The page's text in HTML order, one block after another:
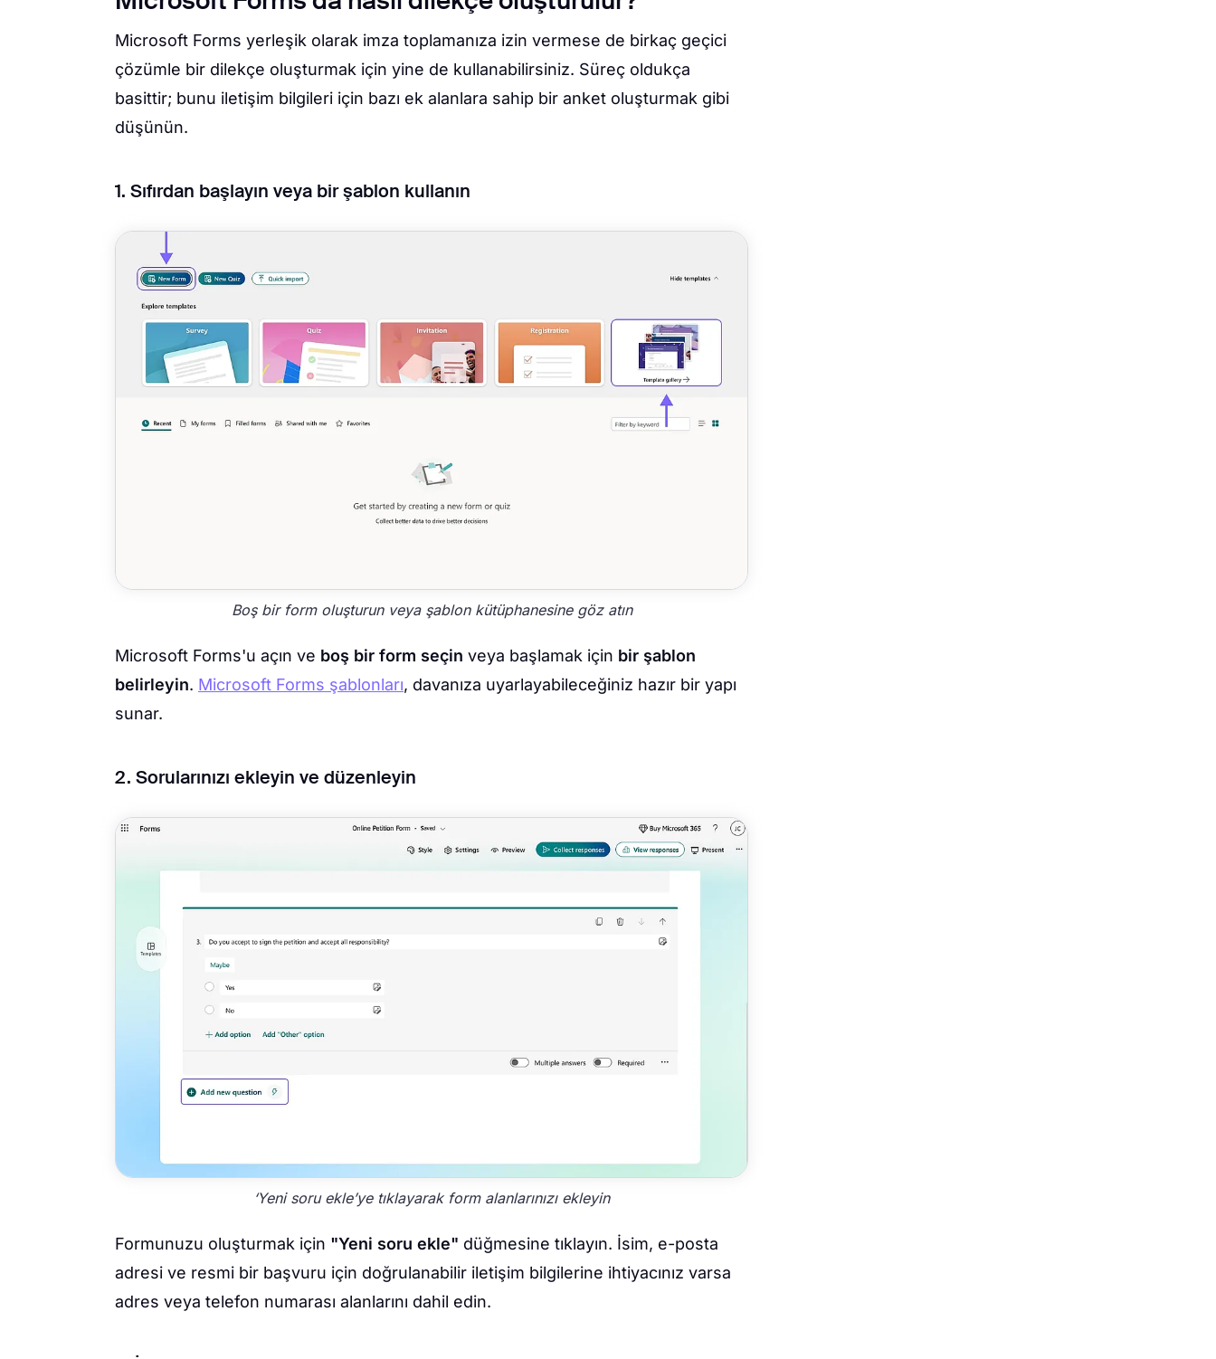
Microsoft Forms yerleşik olarak imza toplamanıza izin vermese de birkaç geçici
çözümle bir dilekçe oluşturmak için yine de kullanabilirsiniz. Süreç oldukça
basittir; bunu iletişim bilgileri için bazı ek alanlara sahip bir anket oluşturmak gibi
düşünün.
1. Sıfırdan başlayın veya bir şablon kullanın
Boş bir form oluşturun veya şablon kütüphanesine göz atın
Microsoft Forms'u açın ve boş bir form seçin veya başlamak için bir şablon
belirleyin. Microsoft Forms şablonları, davanıza uyarlayabileceğiniz hazır bir yapı
sunar.
2. Sorularınızı ekleyin ve düzenleyin
‘Yeni soru ekle’ye tıklayarak form alanlarınızı ekleyin
Formunuzu oluşturmak için "Yeni soru ekle" düğmesine tıklayın. İsim, e-posta
adresi ve resmi bir başvuru için doğrulanabilir iletişim bilgilerine ihtiyacınız varsa
adres veya telefon numarası alanlarını dahil edin.